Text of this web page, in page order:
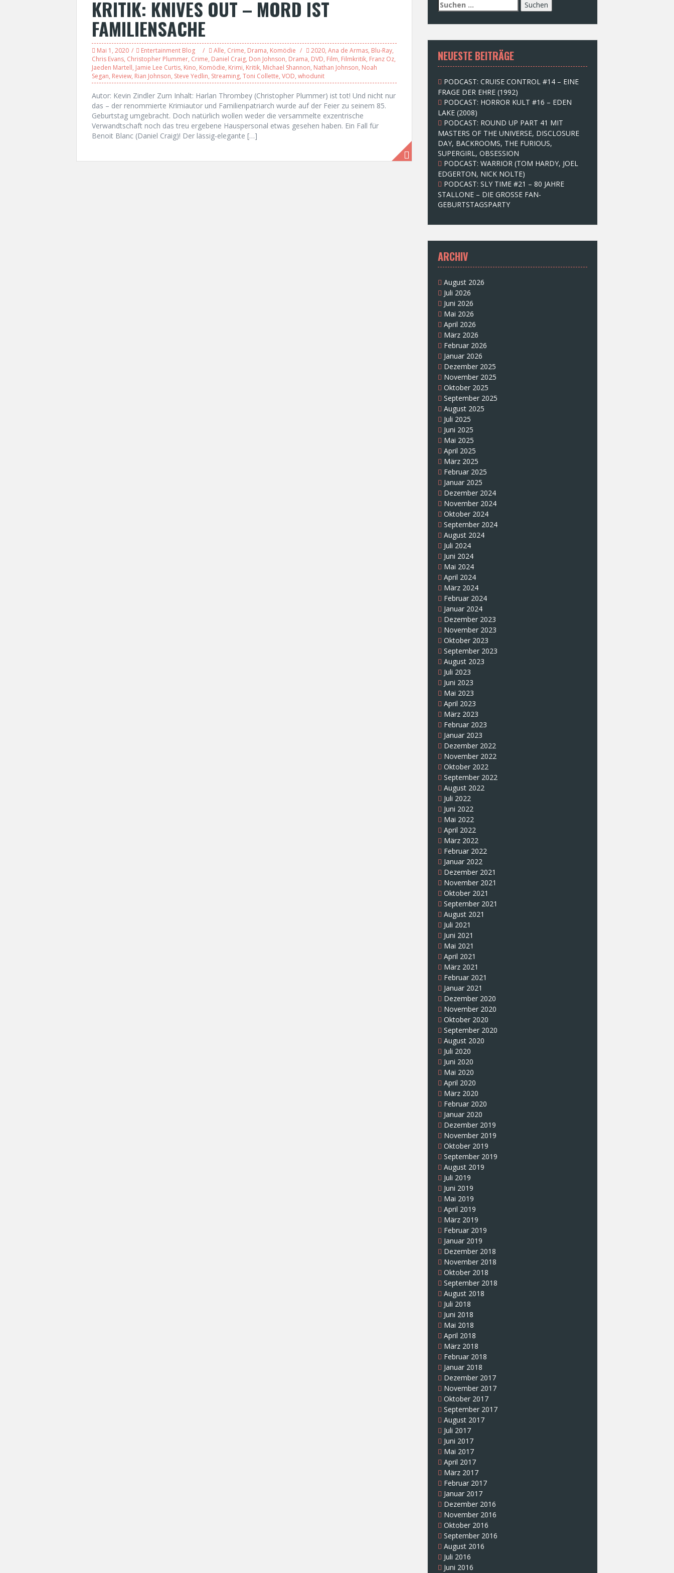
KRITIK: KNIVES OUT – MORD IST
FAMILIENSACHE
Mai 1, 2020 Entertainment Blog Alle, Crime, Drama, Komödie 2020, Ana de Armas, Blu-Ray,
Chris Evans, Christopher Plummer, Crime, Daniel Craig, Don Johnson, Drama, DVD, Film, Filmkritik, Franz Oz,
Jaeden Martell, Jamie Lee Curtis, Kino, Komödie, Krimi, Kritik, Michael Shannon, Nathan Johnson, Noah
Segan, Review, Rian Johnson, Steve Yedlin, Streaming, Toni Collette, VOD, whodunit
Autor: Kevin Zindler Zum Inhalt: Harlan Thrombey (Christopher Plummer) ist tot! Und nicht nur
das – der renommierte Krimiautor und Familienpatriarch wurde auf der Feier zu seinem 85.
Geburtstag umgebracht. Doch natürlich wollen weder die versammelte exzentrische
Verwandtschaft noch das treu ergebene Hauspersonal etwas gesehen haben. Ein Fall für
Benoit Blanc (Daniel Craig)! Der lässig-elegante […]
S
u
c
e
n
n
c
h
:
NEUESTE BEITRÄGE
PODCAST: CRUISE CONTROL #14 – EINE
FRAGE DER EHRE (1992)
PODCAST: HORROR KULT #16 – EDEN
LAKE (2008)
PODCAST: ROUND UP PART 41 MIT
MASTERS OF THE UNIVERSE, DISCLOSURE
DAY, BACKROOMS, THE FURIOUS,
SUPERGIRL, OBSESSION
PODCAST: WARRIOR (TOM HARDY, JOEL
EDGERTON, NICK NOLTE)
PODCAST: SLY TIME #21 – 80 JAHRE
STALLONE – DIE GROSSE FAN-
GEBURTSTAGSPARTY
ARCHIV
August 2026
Juli 2026
Juni 2026
Mai 2026
April 2026
März 2026
Februar 2026
Januar 2026
Dezember 2025
November 2025
Oktober 2025
September 2025
August 2025
Juli 2025
Juni 2025
Mai 2025
April 2025
März 2025
Februar 2025
Januar 2025
Dezember 2024
November 2024
Oktober 2024
September 2024
August 2024
Juli 2024
Juni 2024
Mai 2024
April 2024
März 2024
Februar 2024
Januar 2024
Dezember 2023
November 2023
Oktober 2023
September 2023
August 2023
Juli 2023
Juni 2023
Mai 2023
April 2023
März 2023
Februar 2023
Januar 2023
Dezember 2022
November 2022
Oktober 2022
September 2022
August 2022
Juli 2022
Juni 2022
Mai 2022
April 2022
März 2022
Februar 2022
Januar 2022
Dezember 2021
November 2021
Oktober 2021
September 2021
August 2021
Juli 2021
Juni 2021
Mai 2021
April 2021
März 2021
Februar 2021
Januar 2021
Dezember 2020
November 2020
Oktober 2020
September 2020
August 2020
Juli 2020
Juni 2020
Mai 2020
April 2020
März 2020
Februar 2020
Januar 2020
Dezember 2019
November 2019
Oktober 2019
September 2019
August 2019
Juli 2019
Juni 2019
Mai 2019
April 2019
März 2019
Februar 2019
Januar 2019
Dezember 2018
November 2018
Oktober 2018
September 2018
August 2018
Juli 2018
Juni 2018
Mai 2018
April 2018
März 2018
Februar 2018
Januar 2018
Dezember 2017
November 2017
Oktober 2017
September 2017
August 2017
Juli 2017
Juni 2017
Mai 2017
April 2017
März 2017
Februar 2017
Januar 2017
Dezember 2016
November 2016
Oktober 2016
September 2016
August 2016
Juli 2016
Juni 2016